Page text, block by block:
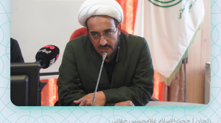
زنجان | حجت‌الاسلام غلامحسین حقانی :